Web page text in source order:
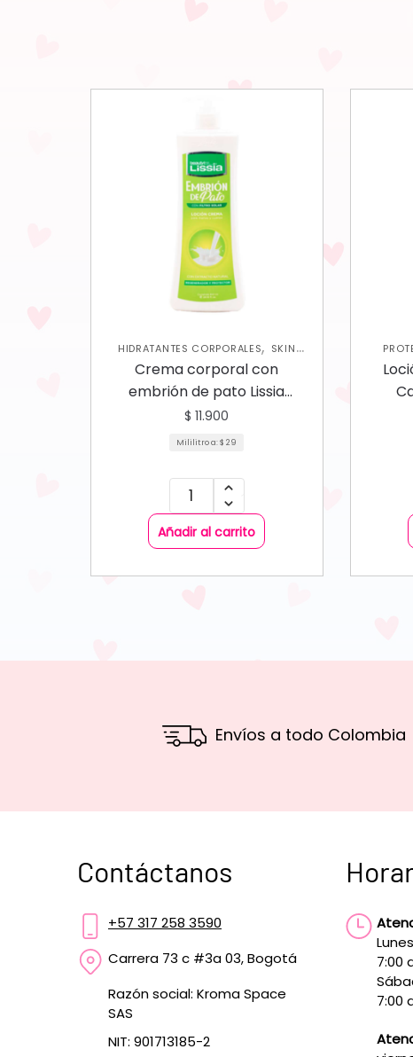
HIDRATANTES CORPORALES, SKIN
CARE CORPORAL
Crema corporal con
embrión de pato Lissia
mediana 410 ml
$ 11.900
Mililitro a:$ 29
Añadir al carrito
Envíos a todo Colombia
Contáctanos
+57 317 258 3590
Carrera 73 c #3a 03, Bogotá
Razón social: Kroma Space
SAS
NIT: 901713185-2
7:00
7:00